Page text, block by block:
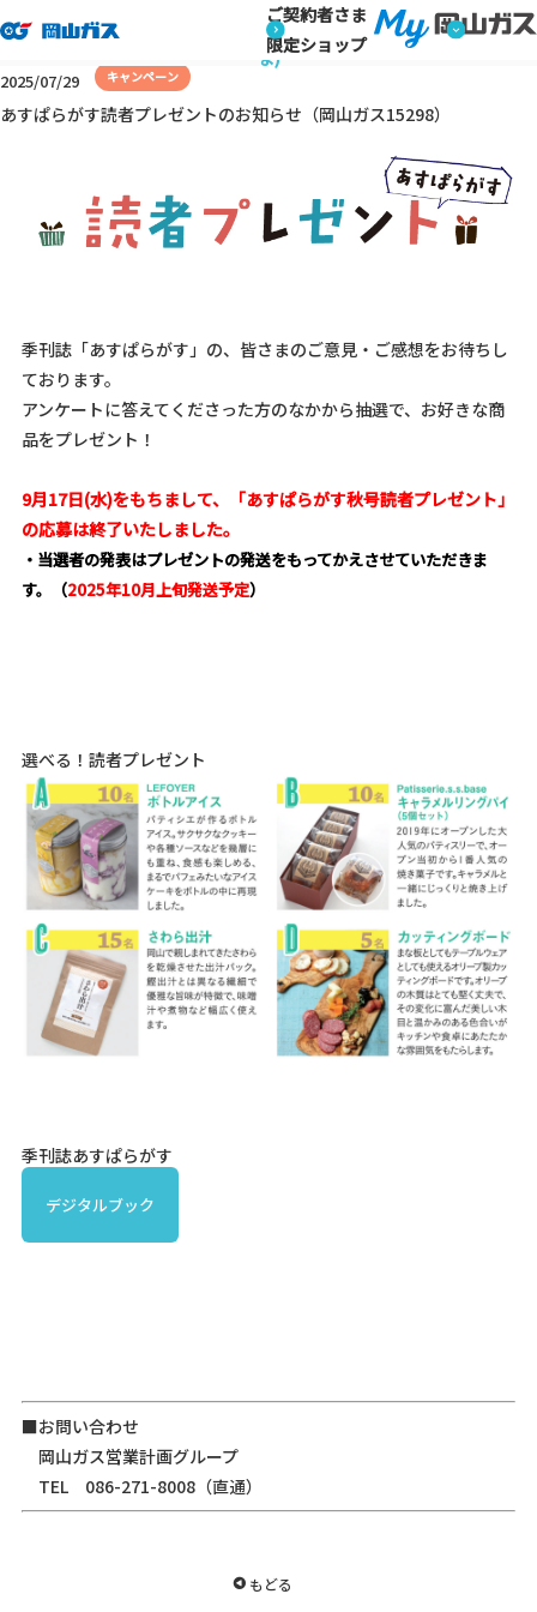
ご契約者さま
限定ショップ
トップページ
キャンペーン・イベント情報 (ご家庭のお客さま)
キャンペーン・イベント情報 (ご家庭のお客さ
ま)
2025/07/29 キャンペーン
あすぱらがす読者プレゼントのお知らせ（岡山ガス15298）
季刊誌「あすぱらがす」の、皆さまのご意見・ご感想をお待ちし
ております。
アンケートに答えてくださった方のなかから抽選で、お好きな商
品をプレゼント！
9月17日(水)をもちまして、「あすぱらがす秋号読者プレゼント」
の応募は終了いたしました。
・当選者の発表はプレゼントの発送をもってかえさせていただきま
す。（2025年10月上旬発送予定）
選べる！読者プレゼント
季刊誌あすぱらがす
デジタルブック
■お問い合わせ
岡山ガス営業計画グループ
TEL 086-271-8008（直通）
もどる